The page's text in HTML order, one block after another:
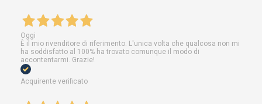
Oggi
È il mio rivenditore di riferimento. L'unica volta che qualcosa non mi
ha soddisfatto al 100% ha trovato comunque il modo di
accontentarmi. Grazie!
Acquirente verificato